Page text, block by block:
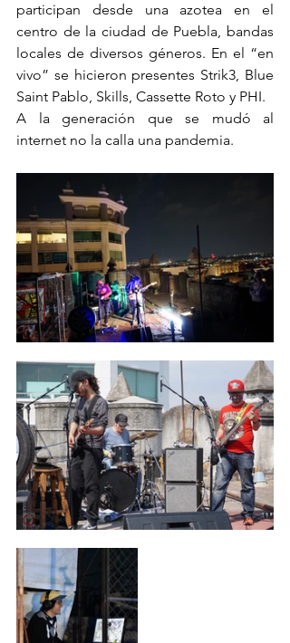
participan desde una azotea en el
centro de la ciudad de Puebla, bandas
locales de diversos géneros. En el “en
vivo” se hicieron presentes Strik3, Blue
Saint Pablo, Skills, Cassette Roto y PHI.
A la generación que se mudó al
internet no la calla una pandemia.